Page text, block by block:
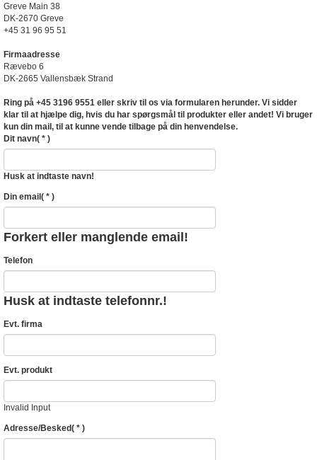
Greve Main 38
DK-2670 Greve
+45 31 96 95 51
Firmaadresse
Rævebo 6
DK-2665 Vallensbæk Strand
Ring på +45 3196 9551 eller skriv til os via formularen herunder. Vi sidder
klar til at hjælpe dig, hvis du har spørgsmål til produkter eller andet! Vi bruger
kun din mail, til at kunne vende tilbage på din henvendelse.
Dit navn( * )
Husk at indtaste navn!
Din email( * )
Forkert eller manglende email!
Telefon
Husk at indtaste telefonnr.!
Evt. firma
Evt. produkt
Invalid Input
Adresse/Besked( * )